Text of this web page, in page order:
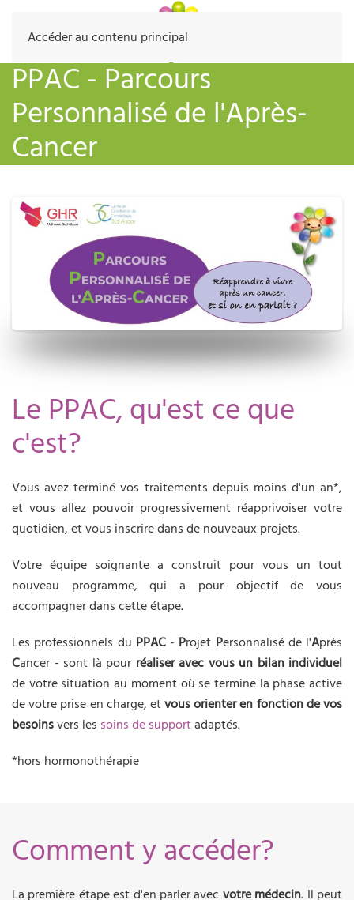
Accéder au contenu principal
PPAC - Parcours
Personnalisé de l'Après-
Cancer
Le PPAC, qu'est ce que
c'est?
Vous avez terminé vos traitements depuis moins d'un an*,
et vous allez pouvoir progressivement réapprivoiser votre
quotidien, et vous inscrire dans de nouveaux projets.
Votre équipe soignante a construit pour vous un tout
nouveau programme, qui a pour objectif de vous
accompagner dans cette étape.
Les professionnels du PPAC- Projet Personnalisé de l'Après
Cancer - sont là pour réaliser avec vous un bilan individuel
de votre situation au moment où se termine la phase active
de votre prise en charge, etvous orienter en fonction de vos
besoinsvers les soins de supportadaptés.
*hors hormonothérapie
Comment y accéder?
La première étape est d'en parler avec votre médecin. Il peut